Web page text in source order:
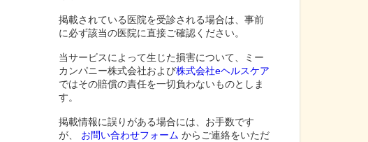
掲載されている医院を受診される場合は、事前
に必ず該当の医院に直接ご確認ください。
当サービスによって生じた損害について、ミー
カンパニー株式会社および株式会社eヘルスケア
ではその賠償の責任を一切負わないものとしま
す。
掲載情報に誤りがある場合には、お手数です
が、
お問い合わせフォーム からご連絡をいただ